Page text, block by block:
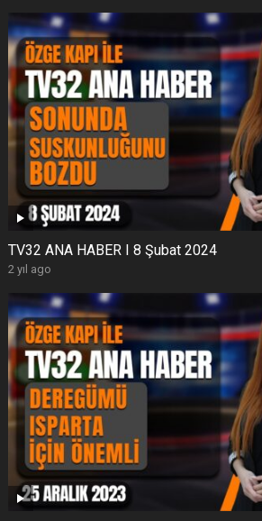
TV32 ANA HABER I 8 Şubat 2024
2 yıl ago